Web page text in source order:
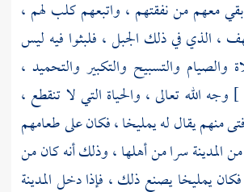
بقي معهم من نفقتهم ، واتبعهم كلب لهم ،
، الذي في ذلك الجبل ، فلبثوا فيه ليس
والصيام والتسبيح والتكبير والتحميد ،
وجه الله تعالى ، والحياة التي لا تنقطع ،
منهم يقال له يمليخا ، فكان على طعامهم
من المدينة سرا من أهلها ، وذلك أنه كان من
يمليخا يصنع ذلك ، فإذا دخل المدينة